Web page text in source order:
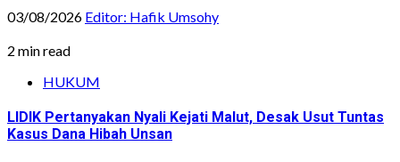
03/08/2026 Editor: Hafik Umsohy
2 min read
HUKUM
LIDIK Pertanyakan Nyali Kejati Malut, Desak Usut Tuntas
Kasus Dana Hibah Unsan